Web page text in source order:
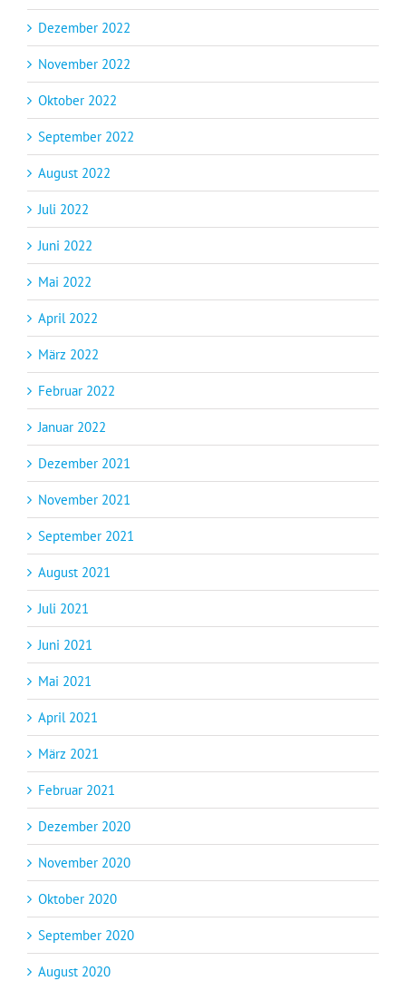
Dezember 2022
November 2022
Oktober 2022
September 2022
August 2022
Juli 2022
Juni 2022
Mai 2022
April 2022
März 2022
Februar 2022
Januar 2022
Dezember 2021
November 2021
September 2021
August 2021
Juli 2021
Juni 2021
Mai 2021
April 2021
März 2021
Februar 2021
Dezember 2020
November 2020
Oktober 2020
September 2020
August 2020